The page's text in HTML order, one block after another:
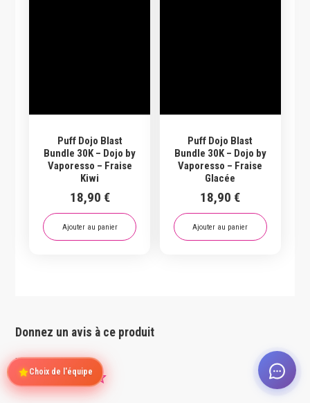
Puff Dojo Blast
Bundle 30K – Dojo by
Vaporesso – Fraise
Kiwi
18,90 €
Ajouter au panier
Puff Dojo Blast
Bundle 30K – Dojo by
Vaporesso – Fraise
Glacée
18,90€
Ajouter au panier
Donnez un avis à ce produit
Note :
Choix de l'équipe